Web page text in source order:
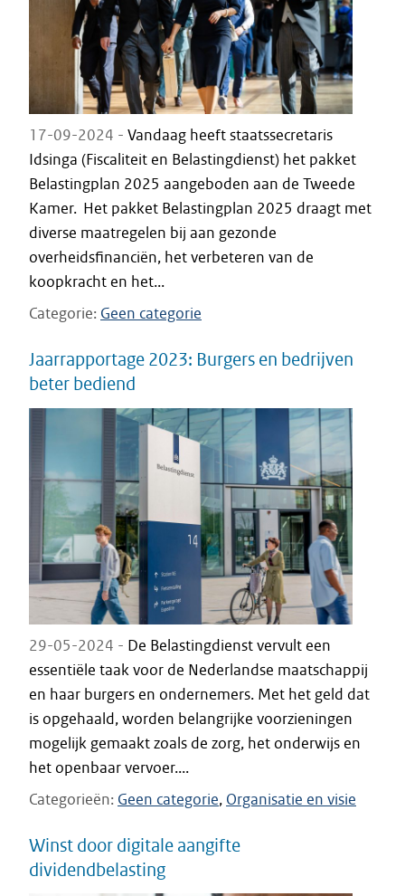
17-09-2024 - Vandaag heeft staatssecretaris
Idsinga (Fiscaliteit en Belastingdienst) het pakket
Belastingplan 2025 aangeboden aan de Tweede
Kamer. Het pakket Belastingplan 2025 draagt met
diverse maatregelen bij aan gezonde
overheidsfinanciën, het verbeteren van de
koopkracht en het...
Categorie Geen categorie
Jaarrapportage 2023: Burgers en bedrijven
beter bediend
29-05-2024 - De Belastingdienst vervult een
essentiële taak voor de Nederlandse maatschappij
en haar burgers en ondernemers. Met het geld dat
is opgehaald, worden belangrijke voorzieningen
mogelijk gemaakt zoals de zorg, het onderwijs en
het openbaar vervoer....
Categorieën Geen categorie Organisatie en visie
Winst door digitale aangifte
dividendbelasting